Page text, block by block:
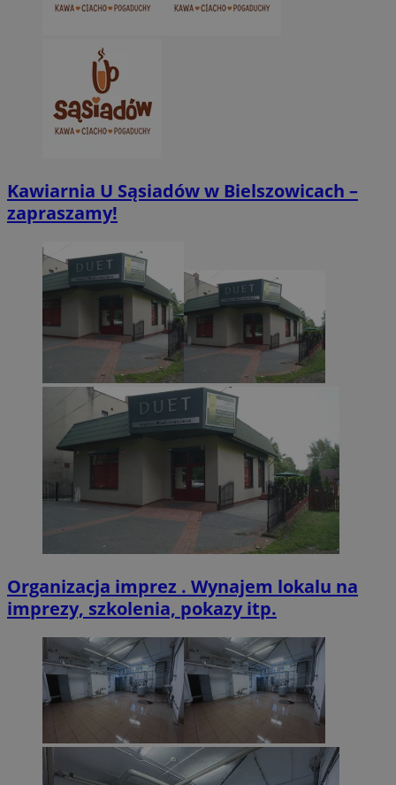
Kawiarnia U Sąsiadów w Bielszowicach –
zapraszamy!
Organizacja imprez . Wynajem lokalu na
imprezy, szkolenia, pokazy itp.